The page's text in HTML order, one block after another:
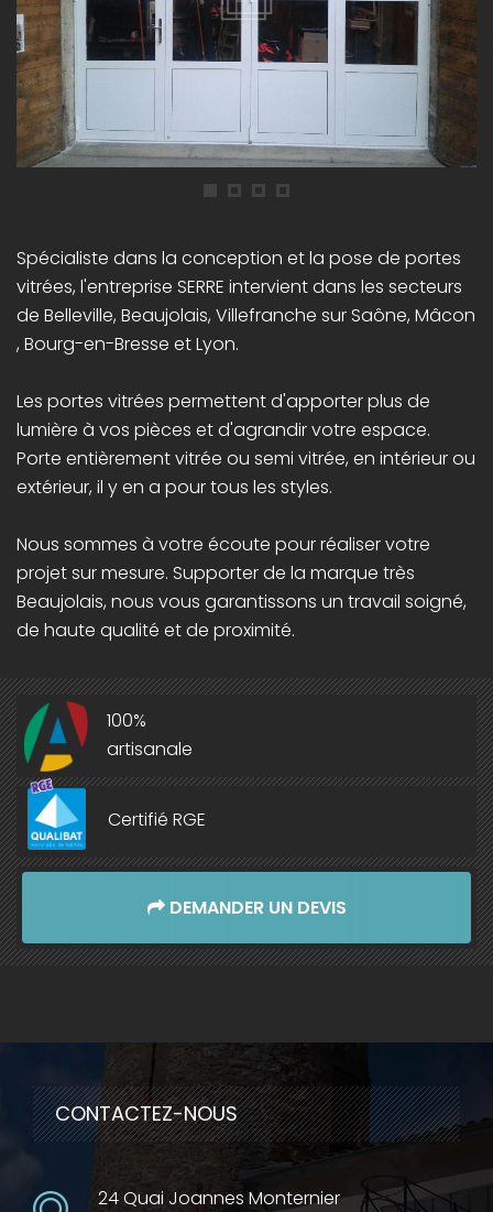
Spécialiste dans la conception et la pose de portes
vitrées, l'entreprise SERRE intervient dans les secteurs
de Belleville, Beaujolais, Villefranche sur Saône, Mâcon
, Bourg-en-Bresse et Lyon.
Les portes vitrées permettent d'apporter plus de
lumière à vos pièces et d'agrandir votre espace.
Porte entièrement vitrée ou semi vitrée, en intérieur ou
extérieur, il y en a pour tous les styles.
Nous sommes à votre écoute pour réaliser votre
projet sur mesure. Supporter de la marque très
Beaujolais, nous vous garantissons un travail soigné,
de haute qualité et de proximité.
100%
artisanale
Certifié RGE
DEMANDER UN DEVIS
CONTACTEZ-NOUS
24 Quai Joannes Monternier